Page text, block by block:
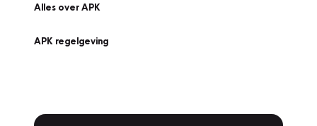
Alles over APK
APK regelgeving